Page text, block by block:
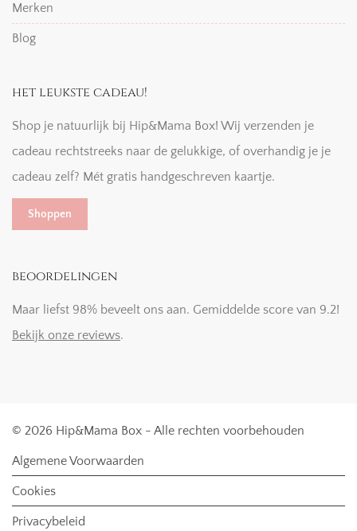
Merken
Blog
het leukste cadeau!
Shop je natuurlijk bij Hip&Mama Box! Wij verzenden je
cadeau rechtstreeks naar de gelukkige, of overhandig je je
cadeau zelf? Mét gratis handgeschreven kaartje.
Shoppen
beoordelingen
Maar liefst 98% beveelt ons aan. Gemiddelde score van 9.2!
Bekijk onze reviews.
© 2026 Hip&Mama Box - Alle rechten voorbehouden
Algemene Voorwaarden
Cookies
Privacybeleid